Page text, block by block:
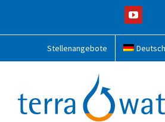
YouTube
Stellenangebote Deutsch